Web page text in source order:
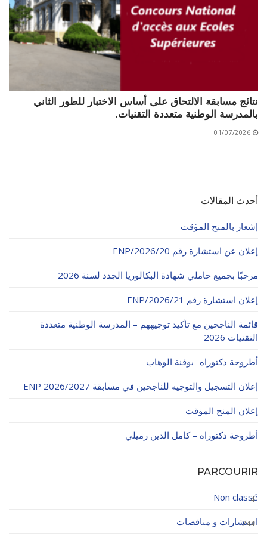
نتائج مسابقة الالتحاق على أساس الاختبار للطور الثاني
بالمدرسة الوطنية متعددة التقنيات.
01/07/2026
أحدث المقالات
إشعار بالمنح المؤقت
إعلان عن استشارة رقم 20/ENP/2026
مرحبًا بجميع حاملي شهادة البكالوريا الجدد لسنة 2026
إعلان استشارة رقم 21/ENP/2026
قائمة الناجحين مع تأكيد توجيههم – المدرسة الوطنية متعددة
التقنيات 2026
أطروحة دكتوراه- بوڨنة الوهاب-
إعلان التسجيل والتوجيه للناجحين في مسابقة ENP 2026/2027
إعلان المنح المؤقت
أطروحة دكتوراه – كامل الدين رميلي
PARCOURIR
Non classé
4
استشارات و مناقصات
244